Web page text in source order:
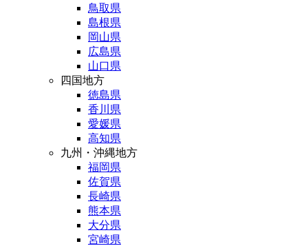
鳥取県
島根県
岡山県
広島県
山口県
四国地方
徳島県
香川県
愛媛県
高知県
九州・沖縄地方
福岡県
佐賀県
長崎県
熊本県
大分県
宮崎県